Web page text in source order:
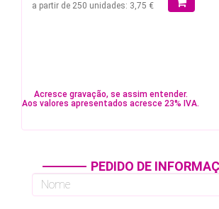
a partir de 250 unidades: 3,75 €
Acresce gravação, se assim entender.
Aos valores apresentados acresce 23% IVA.
PEDIDO DE